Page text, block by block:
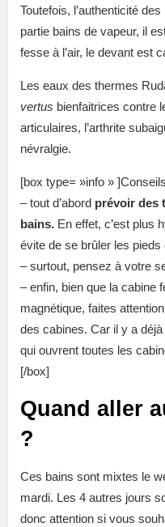
Toutefois, l’authenticité
partie bains de vapeur, il
fesse à l’air, le devant est
Les eaux des thermes
vertus bienfaitrices contre
articulaires, l’arthrite
névralgie.
[box type= »info »
– tout d’abord prévoir des
bains. En effet, c’est plus
évite de se brûler les pieds
– surtout, pensez à votre
– enfin, bien que la cabine
magnétique, faites
des cabines. Car il y a
qui ouvrent toutes les
[/box]
Quand aller
?
Ces bains sont mixtes le
mardi. Les 4 autres jours
donc attention si vous